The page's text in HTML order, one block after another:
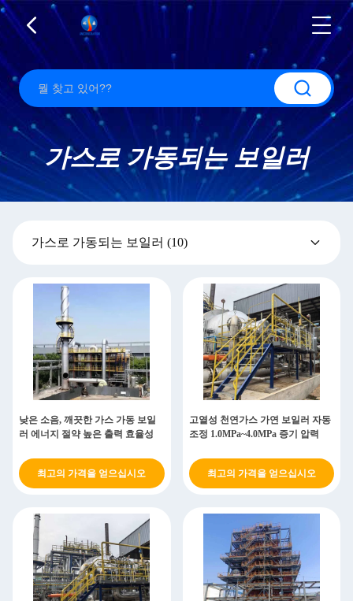
가스로 가동되는 보일러
가스로 가동되는 보일러 (10)
낮은 소음, 깨끗한 가스 가동 보일
러 에너지 절약 높은 출력 효율성
최고의 가격을 얻으십시오
고열성 천연가스 가연 보일러 자동
조정 1.0MPa~4.0MPa 증기 압력
최고의 가격을 얻으십시오